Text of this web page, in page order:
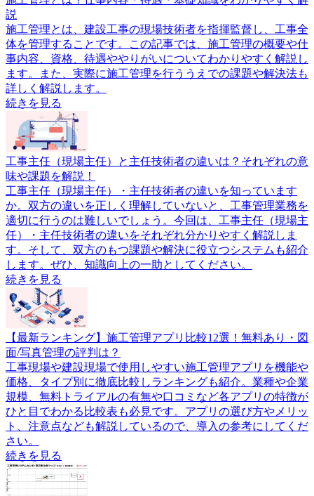
説
施工管理とは、建設工事の現場技術者を指揮監督し、工事全
体を管理することです。この記事では、施工管理の概要や仕
事内容、資格、待遇ややりがいについてわかりやすく解説し
ます。また、実際に施工管理を行ううえでの課題や解決法も
詳しく解説します。
続きを見る
工事主任（現場主任）と主任技術者の違いは？それぞれの意
味や課題を解説！
工事主任（現場主任）・主任技術者の違いを知っています
か。双方の違いを正しく理解していないと、工事管理業務を
適切に行うのは難しいでしょう。今回は、工事主任（現場主
任）・主任技術者の違いをそれぞれ分かりやすく解説しま
す。そして、双方のもつ課題や解決に役立つシステムも紹介
します。ぜひ、知識向上の一助としてください。
続きを見る
【最新ランキング】施工管理アプリ比較12選！無料あり・図
面/写真管理の評判は？
工事現場や建設現場で使用しやすい施工管理アプリを機能や
価格、タイプ別に徹底比較しランキングも紹介。業種や企業
規模、無料トライアルの有無や口コミなど各アプリの特徴が
ひと目でわかる比較表も必見です。アプリの選び方やメリッ
ト、注意点なども解説しているので、導入の参考にしてくだ
さい。
続きを見る